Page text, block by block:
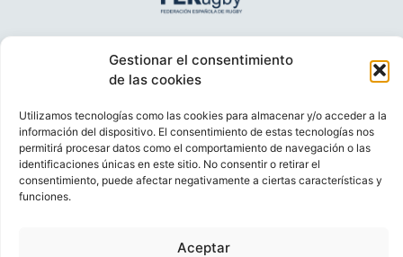
Gestionar el consentimiento
de las cookies
Utilizamos tecnologías como las cookies para almacenar y/o acceder a la
información del dispositivo. El consentimiento de estas tecnologías nos
permitirá procesar datos como el comportamiento de navegación o las
identificaciones únicas en este sitio. No consentir o retirar el
consentimiento, puede afectar negativamente a ciertas características y
funciones.
Aceptar
VIDEOCONFERENCIASPOLÍTICA DE PRIVACIDAD
POLÍTICA DE COOKIES